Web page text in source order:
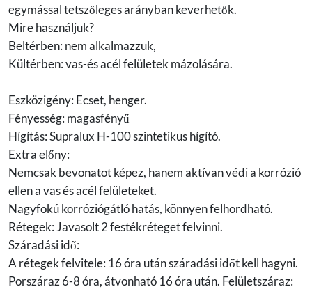
egymással tetszőleges arányban keverhetők.
Mire használjuk?
Beltérben: nem alkalmazzuk,
Kültérben: vas-és acél felületek mázolására.
Eszközigény: Ecset, henger.
Fényesség: magasfényű
Hígítás: Supralux H-100 szintetikus hígító.
Extra előny:
Nemcsak bevonatot képez, hanem aktívan védi a korrózió
ellen a vas és acél felületeket.
Nagyfokú korróziógátló hatás, könnyen felhordható.
Rétegek: Javasolt 2 festékréteget felvinni.
Száradási idő:
A rétegek felvitele: 16 óra után száradási időt kell hagyni.
Porszáraz 6-8 óra, átvonható 16 óra után. Felületszáraz: